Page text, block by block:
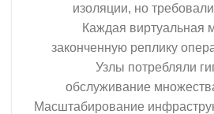
изоляции, но
Каждая виртуальная
законченную реплику
Узлы потребляли
обслуживание
Масштабирование